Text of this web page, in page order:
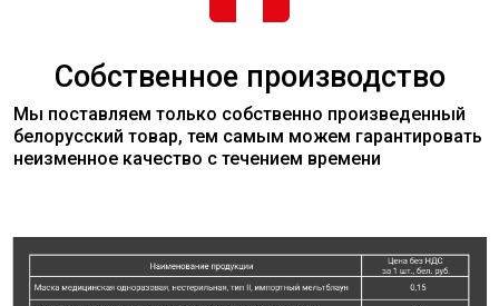
Собственное производство
Мы поставляем только собственно произведенный
белорусский товар, тем самым можем гарантировать
неизменное качество с течением времени